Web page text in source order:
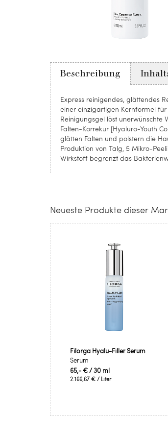
Beschreibung
Express reinigendes, glättendes
einer einzigartigen Kernformel
Reinigungsgel löst unerwünschte
Falten-Korrekur [Hyaluro-Youth
glätten Falten und polstern die
Produktion von Talg, 5 Mikro-
Wirkstoff begrenzt das
Neueste Produkte dieser
Filorga Hyalu-Filler Serum
Serum
65,- €/ 30 ml
2.166,67 € / Liter